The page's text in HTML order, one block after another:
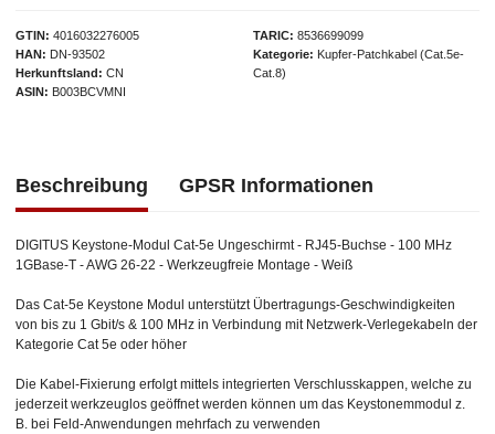
GTIN 4016032276005
HAN
DN-93502
Herkunftsland
CN
ASIN
B003BCVMNI
TARIC
8536699099
Kategorie
Kupfer-Patchkabel (Cat.5e-
Cat.8)
Beschreibung GPSR Informationen
DIGITUS Keystone-Modul Cat-5e Ungeschirmt - RJ45-Buchse - 100 MHz
1GBase-T - AWG 26-22 - Werkzeugfreie Montage - Weiß
Das Cat-5e Keystone Modul unterstützt Übertragungs-Geschwindigkeiten
von bis zu 1 Gbit/s & 100 MHz in Verbindung mit Netzwerk-Verlegekabeln der
Kategorie Cat 5e oder höher
Die Kabel-Fixierung erfolgt mittels integrierten Verschlusskappen, welche zu
jederzeit werkzeuglos geöffnet werden können um das Keystonemmodul z.
B. bei Feld-Anwendungen mehrfach zu verwenden